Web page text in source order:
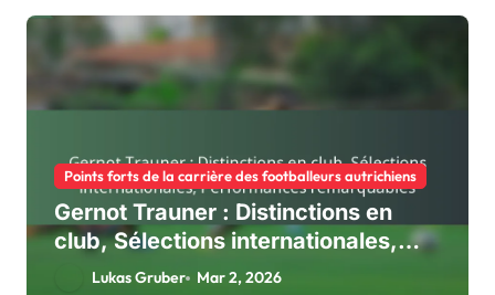
Points forts de la carrière des footballeurs autrichiens
Gernot Trauner : Distinctions en
club, Sélections internationales,
Performances remarquables
Lukas Gruber Mar 2, 2026